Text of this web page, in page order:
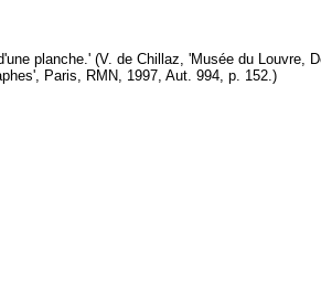
planche.' (V. de Chillaz, 'Musée du Louvre,
Paris, RMN, 1997, Aut. 994, p. 152.)